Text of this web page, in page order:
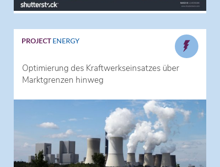
PROJECT ENERGY
Optimierung des Kraftwerkseinsatzes über
Marktgrenzen hinweg